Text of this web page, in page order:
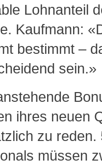
Lohnanteil
Kaufmann:
bestimmt –
sein.»
ihres neuen
zu
müssen